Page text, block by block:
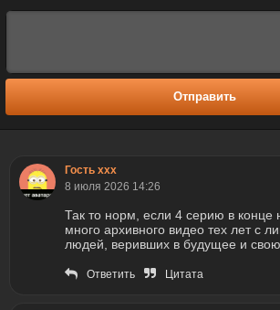
Отправить
Гость xxx
8 июля 2026 14:26
Так то норм, если 4 серию в конце
много архивного видео тех лет с
людей, веривших в будущее и свою
Ответить Цитата